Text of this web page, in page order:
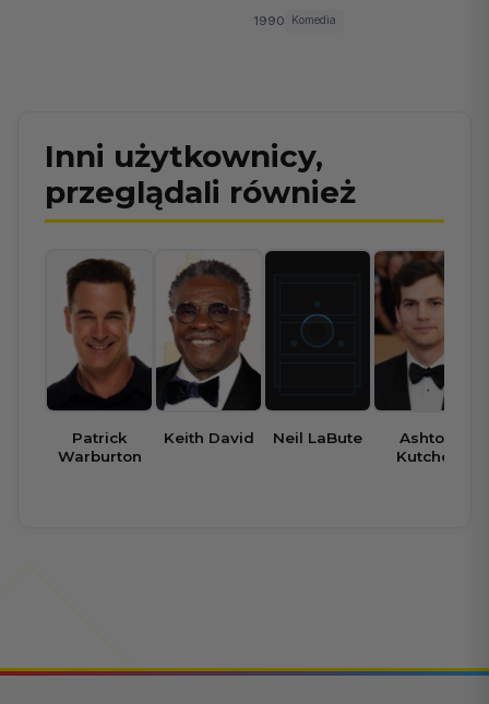
1990 Komedia
Inni użytkownicy,
przeglądali również
Patrick
Warburton
Keith David Neil LaBute
Ashton
Kutcher